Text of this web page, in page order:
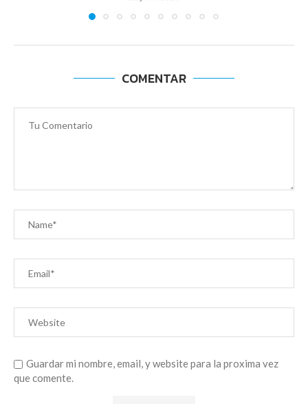
COMENTAR
Guardar mi nombre, email, y website para la proxima vez
que comente.